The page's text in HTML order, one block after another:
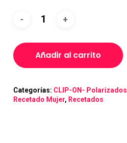
Añadir al carrito
Categorías: CLIP-ON- Polarizados
Recetado Mujer, Recetados